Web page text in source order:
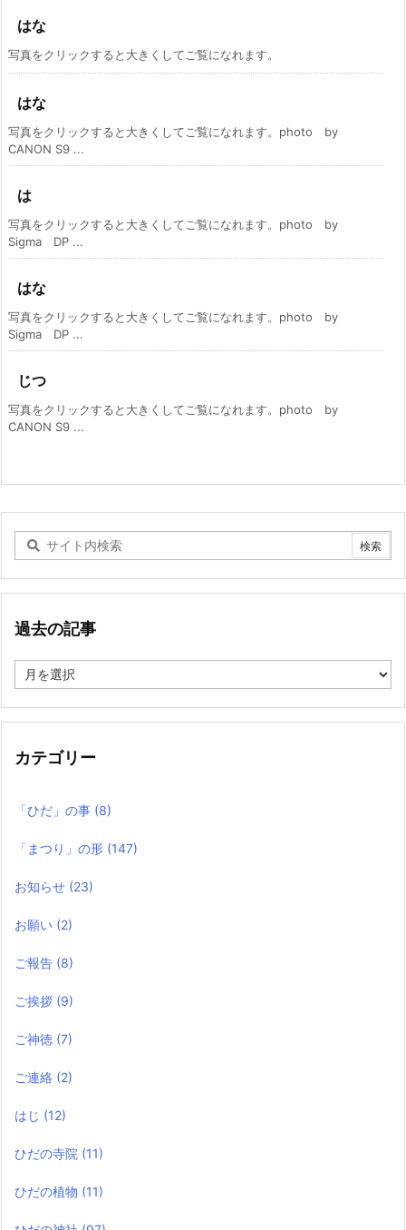
はな
写真をクリックすると大きくしてご覧になれます。
はな
写真をクリックすると大きくしてご覧になれます。photo by
CANON S9 ...
は
写真をクリックすると大きくしてご覧になれます。photo by
Sigma DP ...
はな
写真をクリックすると大きくしてご覧になれます。photo by
Sigma DP ...
じつ
写真をクリックすると大きくしてご覧になれます。photo by
CANON S9 ...
過去の記事
去
記
カテゴリー
「ひだ」の事 (8)
「まつり」の形 (147)
お知らせ (23)
お願い (2)
ご報告 (8)
ご挨拶 (9)
ご神徳 (7)
ご連絡 (2)
はじ (12)
ひだの寺院 (11)
ひだの植物 (11)